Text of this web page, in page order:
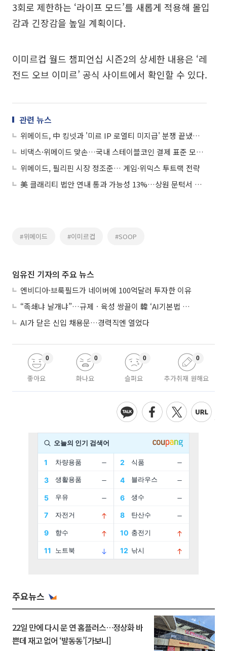
3회로 제한하는 ‘라이프 모드’를 새롭게 적용해 몰입
감과 긴장감을 높일 계획이다.
이미르컵 월드 챔피언십 시즌2의 상세한 내용은 ‘레
전드 오브 이미르’ 공식 사이트에서 확인할 수 있다.
관련 뉴스
위메이드, 中 킹넷과 '미르 IP 로열티 미지급' 분쟁 끝냈다…화해금 430억 수령
비댁스·위메이드 맞손…국내 스테이블코인 결제 표준 모델 구축 나선다
위메이드, 필리핀 시장 정조준… 게임·위믹스 투트랙 전략
美 클래리티 법안 연내 통과 가능성 13%…상원 문턱서 제동
#위메이드 #이미르컵 #SOOP
임유진 기자의 주요 뉴스
엔비디아·브룩필드가 네이버에 100억달러 투자한 이유
“족쇄냐 날개냐”…규제ㆍ육성 쌍끌이 韓 ‘AI기본법 개정안’ 오늘 시행
AI가 닫은 신입 채용문…경력직엔 열었다
좋아요
0
화나요
0
슬퍼요
0
추가취재 원해요
0
주요뉴스
22일 만에 다시 문 연 홈플러스…정상화 바
쁜데 재고 없어 ‘발동동’[가보니]